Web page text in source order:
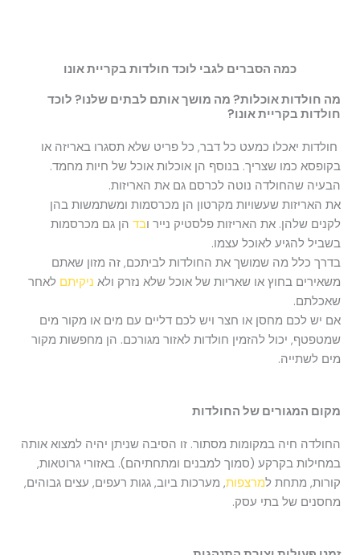
כמה הסברים לגבי לוכד חולדות בקריית אונו
מה חולדות אוכלות? מה מושך אותם לבתים שלנו? לוכד
חולדות בקריית אונו?
חולדות יאכלו כמעט כל דבר, כל פריט שלא תסגרו באריזה או
בקופסא כמו שצריך. בנוסף הן אוכלות אוכל של חיות מחמד.
הבעיה שהחולדה נוטה לכרסם גם את האריזות.
את האריזות שעשויות מקרטון הן מכרסמות ומשתמשות בהן
לקנים שלהן. את האריזות פלסטיק נייר ובד הן גם מכרסמות
בשביל להגיע לאוכל עצמו.
בדרך כלל מה שמושך את החולדות לביתכם, זה מזון שאתם
משאירים בחוץ או שאריות של אוכל שלא נזרק ולא ניקיתם לאחר
שאכלתם.
אם יש לכם מחסן או חצר ויש לכם דליים עם מים או מקור מים
שמטפטף, יכול להזמין חולדות לאזור מגורכם. הן מחפשות מקור
מים לשתייה.
מקום המגורים של החולדות
החולדה חיה במקומות מסתור. זו הסיבה שניתן יהיה למצוא אותה
במחילות בקרקע (סמוך למבנים ומתחתיהם). באזורי גרוטאות,
קורות, מתחת למרצפות, מערכות ביוב, גגות רעפים, עצים גבוהים,
מחסנים של בתי עסק.